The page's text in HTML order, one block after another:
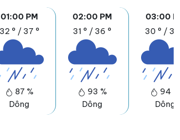
01:00 PM
32 ° / 37 °
87 %
Dông
02:00 PM
31 ° / 36 °
93 %
Dông
03:00 PM
30 ° / 36
94 %
Dông